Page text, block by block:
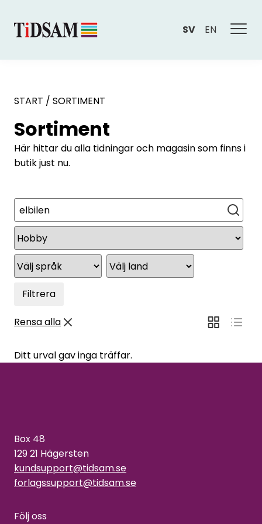
SV EN
START / SORTIMENT
Sortiment
Här hittar du alla tidningar och magasin som finns i
butik just nu.
Sök
Filtrera
Rensa alla
Ditt urval gav inga träffar.
Box 48
129 21 Hägersten
kundsupport@tidsam.se
forlagssupport@tidsam.se
Följ oss